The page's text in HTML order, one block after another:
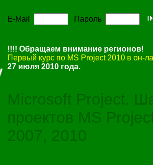
E-Mail Пароль
!!!! Обращаем внимание регионов!
Первый курс по MS Project 2010 в он-
27 июля 2010 года.
Microsoft Project.
проектов MS
2007, 2010